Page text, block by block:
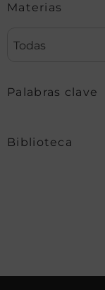
Materias
Todas
Palabras clave
Biblioteca